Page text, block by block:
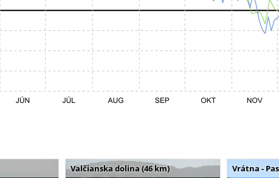
Valčianska dolina (46 km) Vrátna -